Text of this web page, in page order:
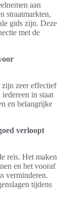
aan
straatmarkten,
gids zijn. Deze
met de
zeer effectief
in staat
en belangrijke
verloopt
reis. Het maken
en het vooraf
verminderen.
tijdens